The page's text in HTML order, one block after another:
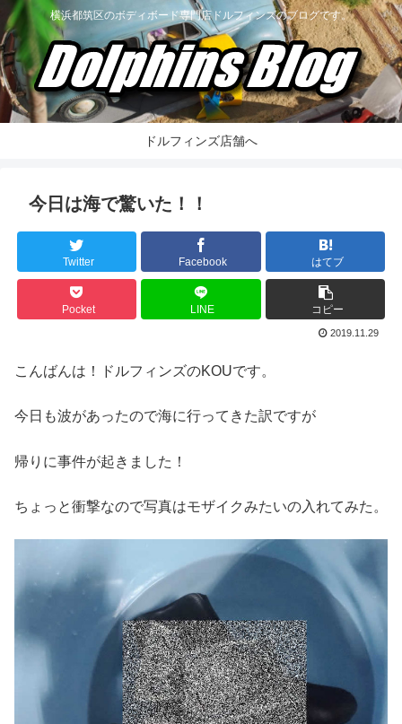
横浜都筑区のボディボード専門店ドルフィンズのブログです。
ドルフィンズ店舗へ
今日は海で驚いた！！
Twitter Facebook はてブ
Pocket LINE コピー
2019.11.29
こんばんは！ドルフィンズのKOUです。
今日も波があったので海に行ってきた訳ですが
帰りに事件が起きました！
ちょっと衝撃なので写真はモザイクみたいの入れてみた。